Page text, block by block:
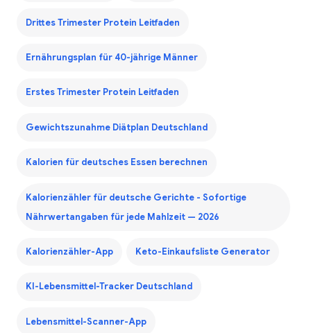
Drittes Trimester Protein Leitfaden
Ernährungsplan für 40-jährige Männer
Erstes Trimester Protein Leitfaden
Gewichtszunahme Diätplan Deutschland
Kalorien für deutsches Essen berechnen
Kalorienzähler für deutsche Gerichte - Sofortige
Nährwertangaben für jede Mahlzeit — 2026
Kalorienzähler-App Keto-Einkaufsliste Generator
KI-Lebensmittel-Tracker Deutschland
Lebensmittel-Scanner-App